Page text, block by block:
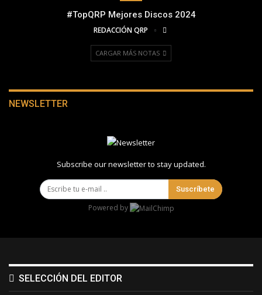
#TopQRP Mejores Discos 2024
REDACCIÓN QRP
CARGAR MÁS NOTAS
NEWSLETTER
Subscribe our newsletter to stay updated.
Suscríbete
Powered by
SELECCIÓN DEL EDITOR